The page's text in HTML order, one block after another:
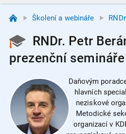
Školení a webináře
RNDr. Petr
prezenční semináře
Daňovým
hlavních
neziskové
Metodické
organizací v